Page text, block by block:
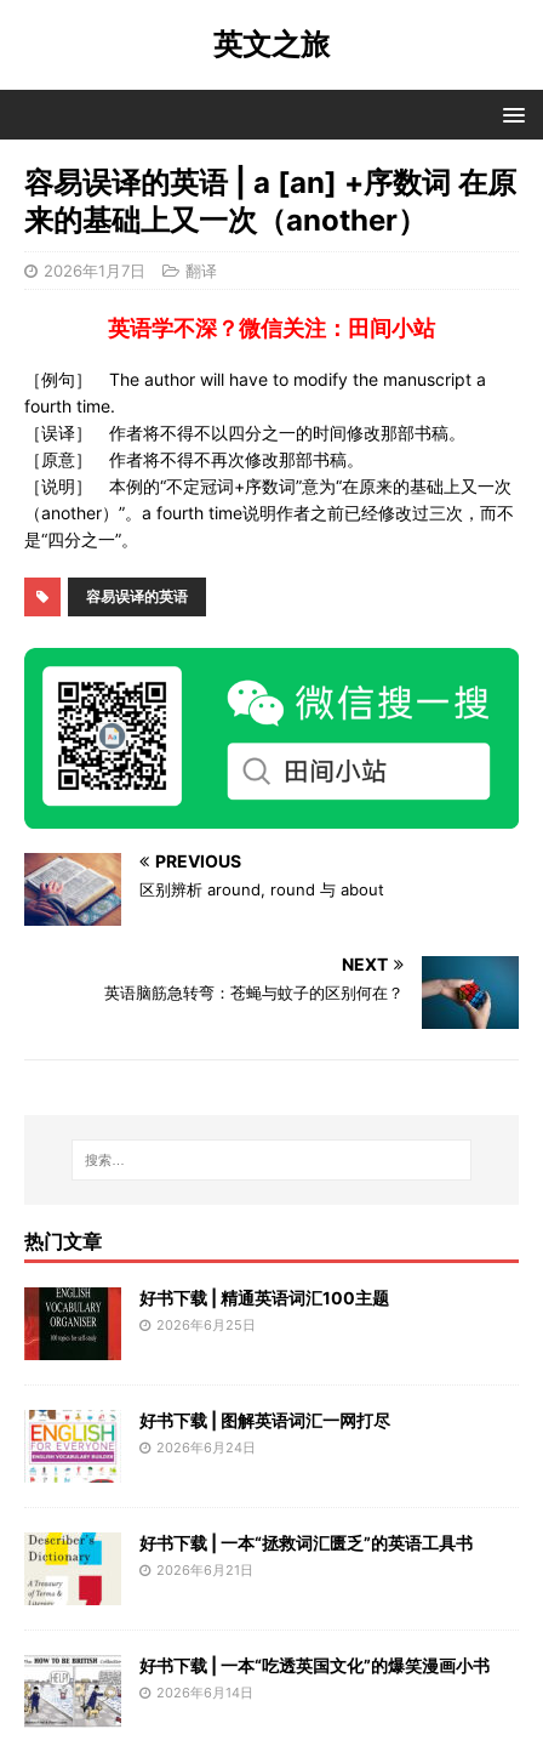
英文之旅
容易误译的英语 | a [an] +序数词 在原
来的基础上又一次（another）
2026年1月7日 翻译
英语学不深？微信关注：田间小站
［例句］ The author will have to modify the manuscript a
fourth time.
［误译］ 作者将不得不以四分之一的时间修改那部书稿。
［原意］ 作者将不得不再次修改那部书稿。
［说明］ 本例的“不定冠词+序数词”意为“在原来的基础上又一次
（another）”。a fourth time说明作者之前已经修改过三次，而不
是“四分之一”。
容易误译的英语
PREVIOUS
区别辨析 around, round 与 about
NEXT
英语脑筋急转弯：苍蝇与蚊子的区别何在？
热门文章
好书下载 | 精通英语词汇100主题
2026年6月25日
好书下载 | 图解英语词汇一网打尽
2026年6月24日
好书下载 | 一本“拯救词汇匮乏”的英语工具书
2026年6月21日
好书下载 | 一本“吃透英国文化”的爆笑漫画小书
2026年6月14日